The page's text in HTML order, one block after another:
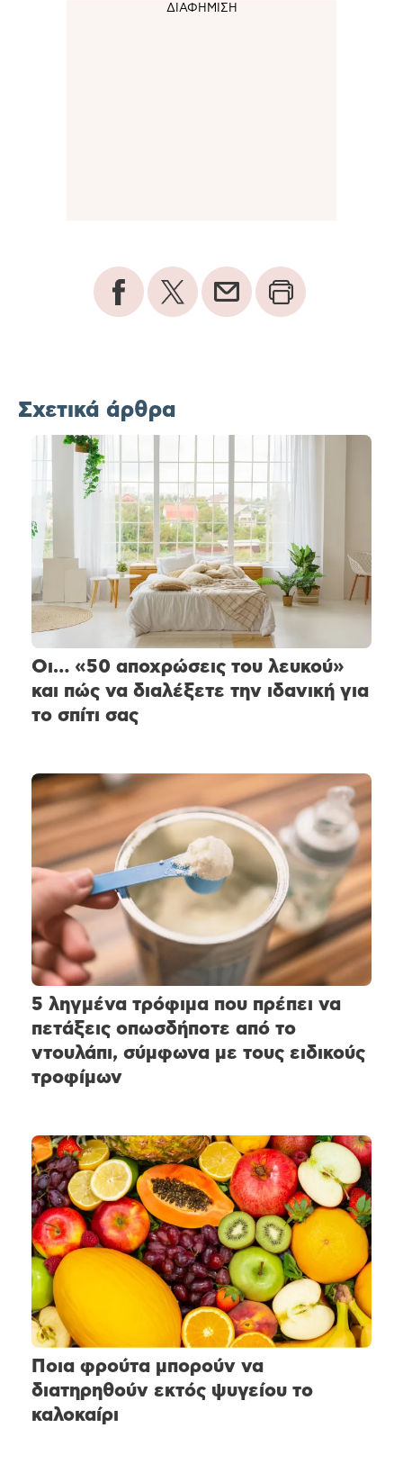
Σχετικά άρθρα
Οι… «50 αποχρώσεις του λευκού»
και πώς να διαλέξετε την ιδανική για
το σπίτι σας
5 ληγμένα τρόφιμα που πρέπει να
πετάξεις οπωσδήποτε από το
ντουλάπι, σύμφωνα με τους ειδικούς
τροφίμων
Ποια φρούτα μπορούν να
διατηρηθούν εκτός ψυγείου το
καλοκαίρι